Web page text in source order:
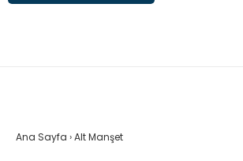
Ana Sayfa ›Alt Manşet